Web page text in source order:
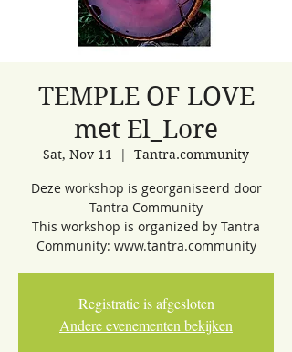
TEMPLE OF LOVE
met El_Lore
Sat, Nov 11
  |
Tantra.community
Deze workshop is georganiseerd door
Tantra Community
This workshop is organized by Tantra
Community: www.tantra.community
Registratie is afgesloten
Andere evenementen bekijken